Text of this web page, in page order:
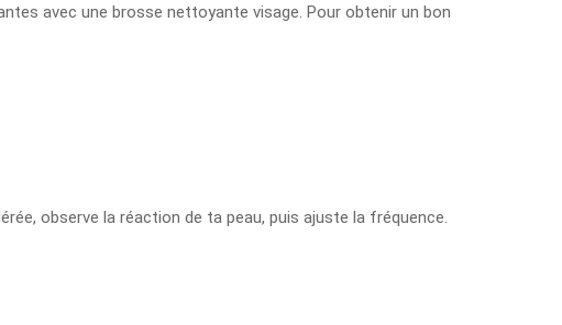
avec une brosse nettoyante visage. Pour obtenir un bon
observe la réaction de ta peau, puis ajuste la fréquence.